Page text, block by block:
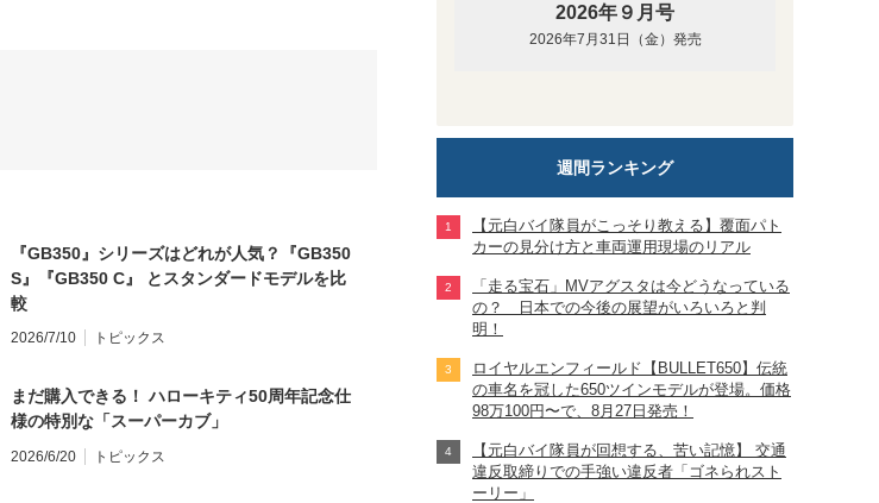
『GB350』シリーズはどれが人気？『GB350
S』『GB350 C』 とスタンダードモデルを比
較
2026/7/10 トピックス
まだ購入できる！ ハローキティ50周年記念仕
様の特別な「スーパーカブ」
2026/6/20 トピックス
2026年９月号
2026年7月31日（金）発売
週間ランキング
【元白バイ隊員がこっそり教える】覆面パト
カーの見分け方と車両運用現場のリアル
「走る宝石」MVアグスタは今どうなっている
の？ 日本での今後の展望がいろいろと判
明！
ロイヤルエンフィールド【BULLET650】伝統
の車名を冠した650ツインモデルが登場。価格
98万100円〜で、8月27日発売！
【元白バイ隊員が回想する、苦い記憶】 交通
違反取締りでの手強い違反者「ゴネられスト
ーリー」